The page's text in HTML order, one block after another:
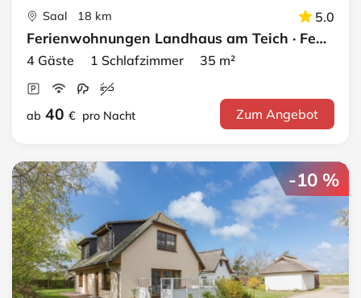
Saal 18 km 5.0
Ferienwohnungen Landhaus am Teich · FeWo blau
4 Gäste 1 Schlafzimmer 35 m²
ab 40 € pro Nacht Zum Angebot
-10 %